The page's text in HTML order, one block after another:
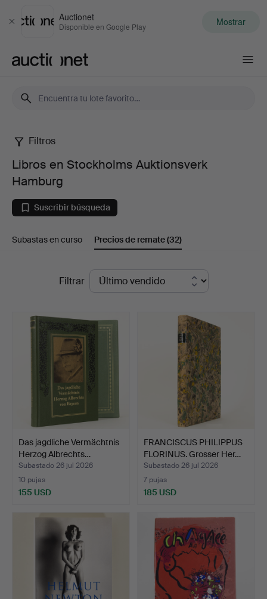
Cerrar
Auctionet
Disponible en Google Play Mostrar
Libros
en
Stockholms
Auktionsverk
Filtros
Libros en Stockholms Auktionsverk
Hamburg
Suscribir búsqueda
Subastas en curso Precios de remate(32)
remate
Filtrar
Das jagdliche Vermächtnis
Herzog Albrechts…
Subastado 26 jul 2026
10 pujas
155 USD
FRANCISCUS PHILIPPUS
FLORINUS. Grosser Her…
Subastado 26 jul 2026
7 pujas
185 USD